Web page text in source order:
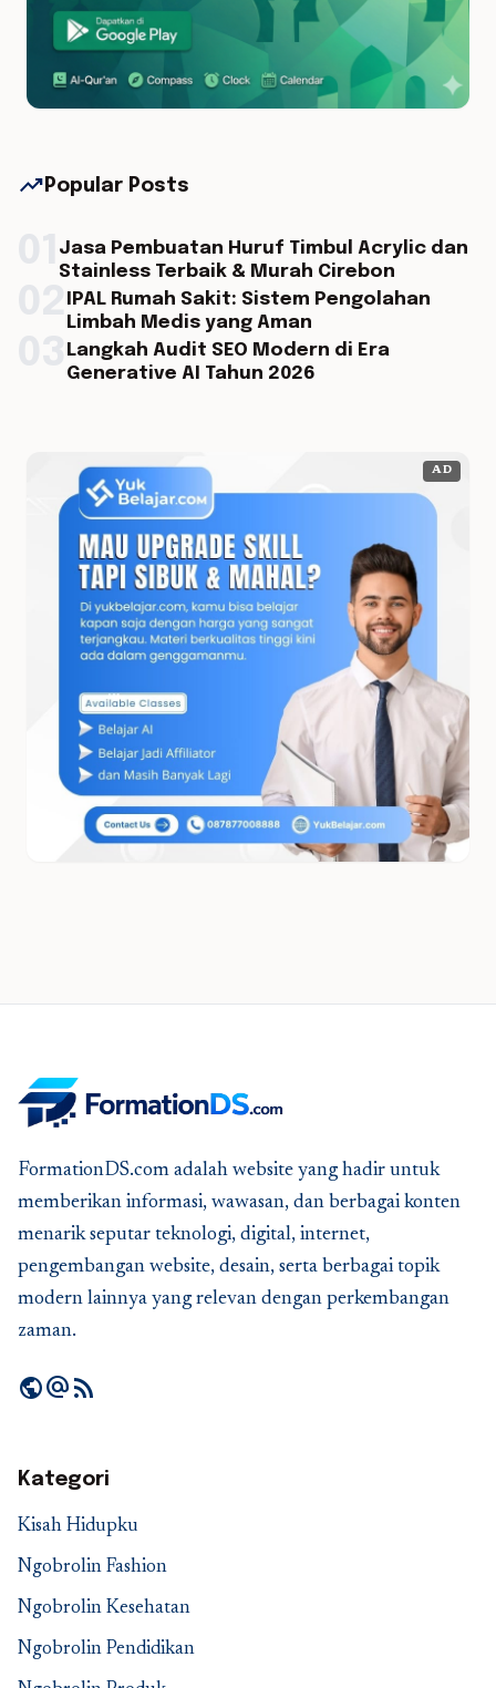
trending_up Popular Posts
Jasa Pembuatan Huruf Timbul Acrylic dan
Stainless Terbaik & Murah Cirebon
IPAL Rumah Sakit: Sistem Pengolahan
Limbah Medis yang Aman
Langkah Audit SEO Modern di Era
Generative AI Tahun 2026
AD
FormationDS.com adalah website yang hadir untuk
memberikan informasi, wawasan, dan berbagai konten
menarik seputar teknologi, digital, internet,
pengembangan website, desain, serta berbagai topik
modern lainnya yang relevan dengan perkembangan
zaman.
publicalternate_emailrss_feed
Kategori
Kisah Hidupku
Ngobrolin Fashion
Ngobrolin Kesehatan
Ngobrolin Pendidikan